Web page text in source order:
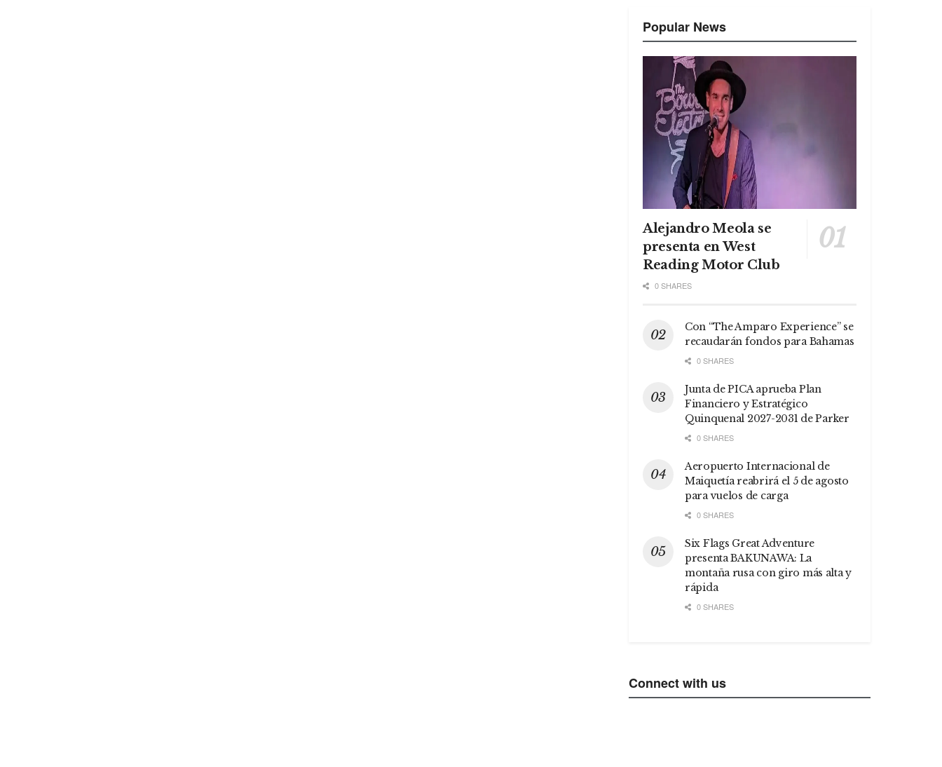
Popular News
Alejandro Meola se
presenta en West
Reading Motor Club
0 SHARES
Con “The Amparo Experience” se
recaudarán fondos para Bahamas
0 SHARES
Junta de PICA aprueba Plan
Financiero y Estratégico
Quinquenal 2027-2031 de Parker
0 SHARES
Aeropuerto Internacional de
Maiquetía reabrirá el 5 de agosto
para vuelos de carga
0 SHARES
Six Flags Great Adventure
presenta BAKUNAWA: La
montaña rusa con giro más alta y
rápida
0 SHARES
Connect with us